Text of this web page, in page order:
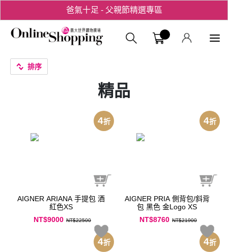
爸氣十足 - 父親節精選專區
用心愛你！七夕星選禮遇！義大購物
排序
精品
AIGNER ARIANA 手提包 酒
紅色XS
NT$9000 NT$22500
4折
AIGNER PRIA 側背包/斜背
包 黑色 金Logo XS
NT$8760 NT$21900
4折
4折 4折